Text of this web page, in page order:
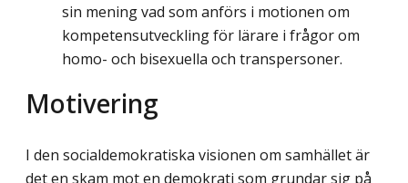
sin mening vad som anförs i motionen om
kompetensutveckling för lärare i frågor om
homo- och bisexuella och transpersoner.
Motivering
I den socialdemokratiska visionen om samhället är
det en skam mot en demokrati som grundar sig på